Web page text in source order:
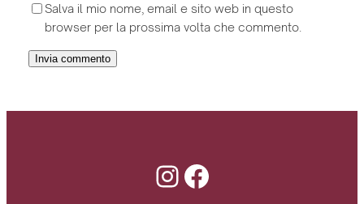
Salva il mio nome, email e sito web in questo
browser per la prossima volta che commento.
Instagram
Facebook